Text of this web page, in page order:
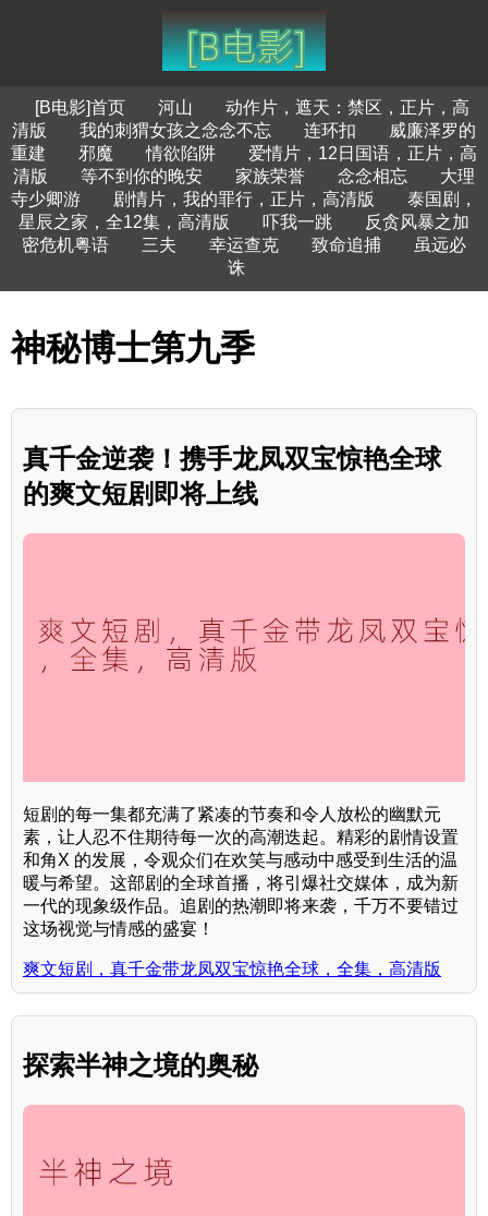
[B电影]首页 河山
动作片，遮天：禁区，正片，高
清版
我的刺猬女孩之念念不忘 连环扣
威廉泽罗的
重建
邪魔 情欲陷阱
爱情片，12日国语，正片，高
清版
等不到你的晚安 家族荣誉 念念相忘
大理
寺少卿游
剧情片，我的罪行，正片，高清版
泰国剧，
星辰之家，全12集，高清版
吓我一跳
反贪风暴之加
密危机粤语
三夫 幸运查克 致命追捕
虽远必
诛
神秘博士第九季
真千金逆袭！携手龙凤双宝惊艳全球
的爽文短剧即将上线
短剧的每一集都充满了紧凑的节奏和令人放松的幽默元
素，让人忍不住期待每一次的高潮迭起。精彩的剧情设置
和角X 的发展，令观众们在欢笑与感动中感受到生活的温
暖与希望。这部剧的全球首播，将引爆社交媒体，成为新
一代的现象级作品。追剧的热潮即将来袭，千万不要错过
这场视觉与情感的盛宴！
爽文短剧，真千金带龙凤双宝惊艳全球，全集，高清版
探索半神之境的奥秘